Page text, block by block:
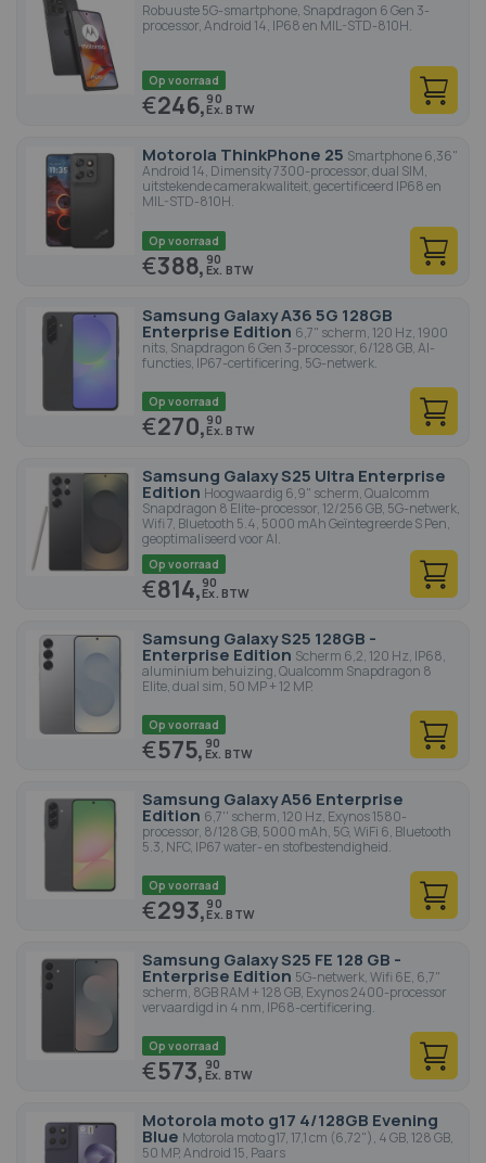
Robuuste 5G-smartphone, Snapdragon 6 Gen 3-
processor, Android 14, IP68 en MIL-STD-810H.
Op voorraad
€246,90
Motorola ThinkPhone 25 Smartphone 6,36"
Android 14, Dimensity 7300-processor, dual SIM,
uitstekende camerakwaliteit, gecertificeerd IP68 en
MIL-STD-810H.
Op voorraad
€388, 90
Samsung Galaxy A36 5G 128GB
Enterprise Edition 6,7" scherm, 120 Hz, 1900
nits, Snapdragon 6 Gen 3-processor, 6/128 GB, AI-
functies, IP67-certificering, 5G-netwerk.
Op voorraad
€270,90
Samsung Galaxy S25 Ultra Enterprise
Edition Hoogwaardig 6,9" scherm, Qualcomm
Snapdragon 8 Elite-processor, 12/256 GB, 5G-netwerk,
Wifi 7, Bluetooth 5.4, 5000 mAh Geïntegreerde S Pen,
geoptimaliseerd voor AI.
Op voorraad
€814,90
Samsung Galaxy S25 128GB -
Enterprise Edition Scherm 6,2, 120 Hz, IP68,
aluminium behuizing, Qualcomm Snapdragon 8
Elite, dual sim, 50 MP + 12 MP.
Op voorraad
€575, 90
Samsung Galaxy A56 Enterprise
Edition 6,7'' scherm, 120 Hz, Exynos 1580-
processor, 8/128 GB, 5000 mAh, 5G, WiFi 6, Bluetooth
5.3, NFC, IP67 water- en stofbestendigheid.
Op voorraad
€293,90
Samsung Galaxy S25 FE 128 GB -
Enterprise Edition 5G-netwerk, Wifi 6E, 6,7"
scherm, 8GB RAM + 128 GB, Exynos 2400-processor
vervaardigd in 4 nm, IP68-certificering.
Op voorraad
€573, 90
Motorola moto g17 4/128GB Evening
Blue Motorola moto g17, 17,1 cm (6,72"), 4 GB, 128 GB,
50 MP, Android 15, Paars